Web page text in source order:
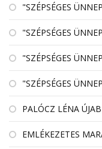
"SZÉPSÉGES
"SZÉPSÉGES
"SZÉPSÉGES
"SZÉPSÉGES
PALÓCZ LÉNA
EMLÉKEZETES